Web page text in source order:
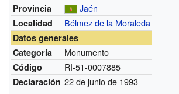
Provincia Jaén
Localidad Bélmez de la Moraleda
Datos generales
Categoría
Monumento
Código RI-51-0007885
Declaración 22 de junio de 1993